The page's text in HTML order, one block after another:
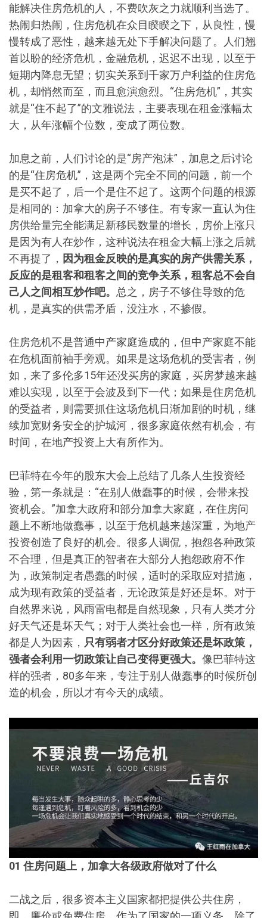
能解决住房危机的人，不费吹灰之力就顺利当选了。
热闹归热闹，住房危机在众目睽睽之下，从良性，慢
慢转成了恶性，越来越无处下手解决问题了。人们翘
首以盼的经济危机，金融危机，迟迟不出现，以至于
短期内降息无望；切实关系到千家万户利益的住房危
机，却悄然而至，而且愈演愈烈。“住房危机”，其实
就是“住不起了”的文雅说法，主要表现在租金涨幅太
大，从年涨幅个位数，变成了两位数。
加息之前，人们讨论的是“房产泡沫”，加息之后讨论
的是“住房危机”，这是两个完全不同的问题，前一个
是买不起了，后一个是住不起了。这两个问题的根源
是相同的：加拿大的房子不够住。有专家一直认为住
房供给量完全能满足新移民数量的增长，房价上涨只
是因为有人在炒作，这种说法在租金大幅上涨之后就
不再提了， 因为租金反映的是真实的房产供需关系，
反应的是租客和租客之间的竞争关系，租客总不会自
己人之间相互炒作吧。 总之，房子不够住导致的危
机，是真实的供需矛盾，没注水，不掺假。
住房危机不是普通中产家庭造成的，但中产家庭不能
在危机面前袖手旁观。如果是这场危机的受害者，例
如，来了多伦多15年还没买房的家庭，买房梦越来越
难以实现，以至于会波及到下一代；如果是住房危机
的受益者，则需要抓住这场危机日渐加剧的时机，继
续加宽财务安全的护城河，很多家庭依然有机会，有
时间，在地产投资上大有所作为。
巴菲特在今年的股东大会上总结了几条人生投资经
验，第一条就是：“在别人做蠢事的时候，会带来投
资机会。”加拿大政府和部分加拿大家庭，在住房问
题上不断地做蠢事，以至于危机越来越深重，为地产
投资创造了良好的机会。很多人调侃，抱怨各种政策
不合理，但是真正的智者在大部分人抱怨政府不作
为，政策制定者愚蠢的时候，适时的采取应对措施，
成为现有政策的受益者，无论政策是好还是坏。对于
自然界来说，风雨雷电都是自然现象，只有人类才分
好天气还是坏天气；对于人类社会也一样，所有政策
都是人为因素， 只有弱者才区分好政策还是坏政策，
强者会利用一切政策让自己变得更强大。 像巴菲特这
样的强者，80多年来，专注于别人做蠢事的时候所创
造的机会，所以才有今天的成绩。
01 住房问题上，加拿大各级政府做对了什么
二战之后，很多资本主义国家都把提供公共住房，